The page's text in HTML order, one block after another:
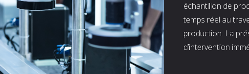
échantillon de
temps réel au
production. La
d’intervention